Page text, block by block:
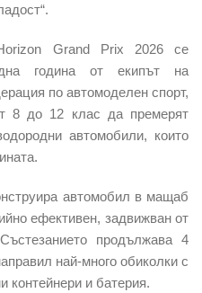
Grand Prix 2026 се
година от екипът на
по автомоделен спорт,
8 до 12 клас да премерят
автомобили, които
автомобил в мащаб
ефективен, задвижван от
продължава 4
най-много обиколки с
контейнери и батерия.